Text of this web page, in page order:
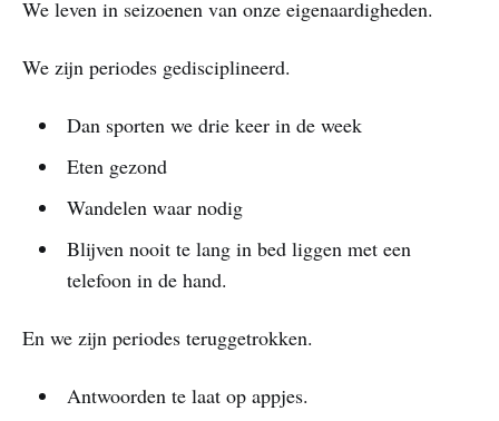
We leven in seizoenen van onze eigenaardigheden.
We zijn periodes gedisciplineerd.
Dan sporten we drie keer in de week
Eten gezond
Wandelen waar nodig
Blijven nooit te lang in bed liggen met een
telefoon in de hand.
En we zijn periodes teruggetrokken.
Antwoorden te laat op appjes.